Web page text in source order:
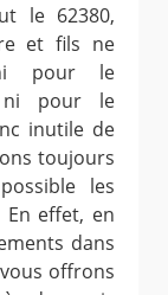
le 62380,
et fils ne
pour le
ni pour le
inutile de
toujours
les
En effet, en
dans
offrons